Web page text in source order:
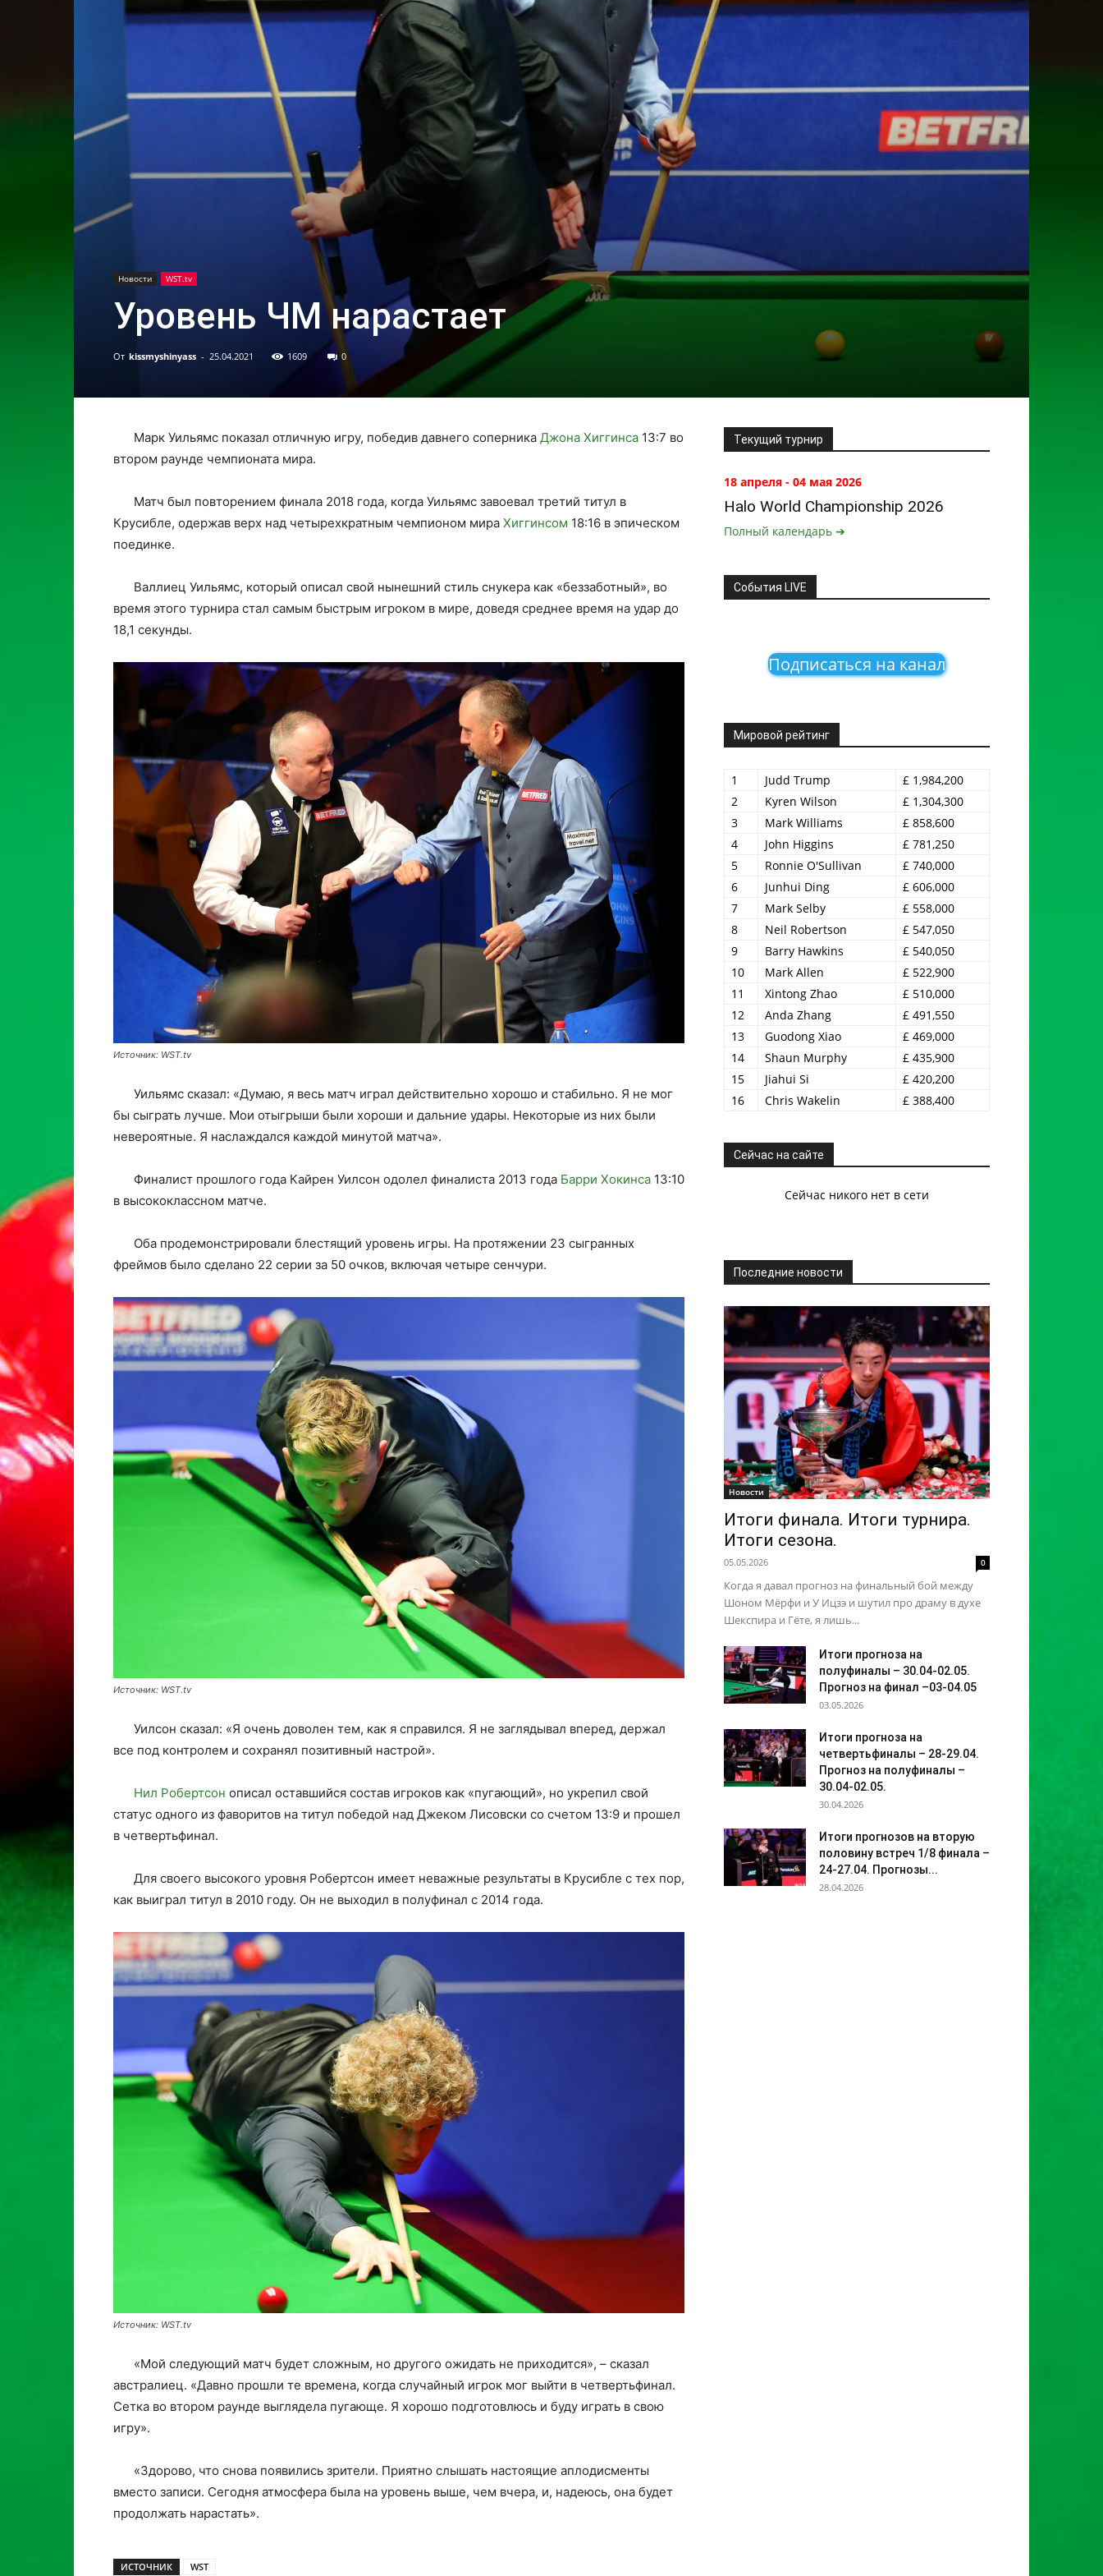
Новости WST.tv
Уровень ЧМ нарастает
От kissmyshinyass - 25.04.2021 1609 0
Марк Уильямс показал отличную игру, победив давнего соперника Джона Хиггинса 13:7 во
втором раунде чемпионата мира.
Матч был повторением финала 2018 года, когда Уильямс завоевал третий титул в
Крусибле, одержав верх над четырехкратным чемпионом мира Хиггинсом 18:16 в эпическом
поединке.
Валлиец Уильямс, который описал свой нынешний стиль снукера как «беззаботный», во
время этого турнира стал самым быстрым игроком в мире, доведя среднее время на удар до
18,1 секунды.
Источник: WST.tv
Уильямс сказал: «Думаю, я весь матч играл действительно хорошо и стабильно. Я не мог
бы сыграть лучше. Мои отыгрыши были хороши и дальние удары. Некоторые из них были
невероятные. Я наслаждался каждой минутой матча».
Финалист прошлого года Кайрен Уилсон одолел финалиста 2013 года Барри Хокинса 13:10
в высококлассном матче.
Оба продемонстрировали блестящий уровень игры. На протяжении 23 сыгранных
фреймов было сделано 22 серии за 50 очков, включая четыре сенчури.
Источник: WST.tv
Уилсон сказал: «Я очень доволен тем, как я справился. Я не заглядывал вперед, держал
все под контролем и сохранял позитивный настрой».
Нил Робертсон описал оставшийся состав игроков как «пугающий», но укрепил свой
статус одного из фаворитов на титул победой над Джеком Лисовски со счетом 13:9 и прошел
в четвертьфинал.
Для своего высокого уровня Робертсон имеет неважные результаты в Крусибле с тех пор,
как выиграл титул в 2010 году. Он не выходил в полуфинал с 2014 года.
Источник: WST.tv
«Мой следующий матч будет сложным, но другого ожидать не приходится», – сказал
австралиец. «Давно прошли те времена, когда случайный игрок мог выйти в четвертьфинал.
Сетка во втором раунде выглядела пугающе. Я хорошо подготовлюсь и буду играть в свою
игру».
«Здорово, что снова появились зрители. Приятно слышать настоящие аплодисменты
вместо записи. Сегодня атмосфера была на уровень выше, чем вчера, и, надеюсь, она будет
продолжать нарастать».
ИСТОЧНИК WST
Текущий турнир
18 апреля - 04 мая 2026
Halo World Championship 2026
Полный календарь ➔
События LIVE
Подписаться на канал
Мировой рейтинг
1 Judd Trump
£ 1,984,200
2
Kyren Wilson
£ 1,304,300
3
Mark Williams
£ 858,600
4
John Higgins
£ 781,250
5
Ronnie O'Sullivan
£ 740,000
6
Junhui Ding
£ 606,000
7
Mark Selby
£ 558,000
8
Neil Robertson
£ 547,050
9
Barry Hawkins
£ 540,050
10
Mark Allen
£ 522,900
11
Xintong Zhao
£ 510,000
12
Anda Zhang
£ 491,550
13
Guodong Xiao
£ 469,000
14
Shaun Murphy
£ 435,900
15
Jiahui Si
£ 420,200
16
Chris Wakelin £ 388,400
Сейчас на сайте
Сейчас никого нет в сети
Последние новости
Новости
Итоги финала. Итоги турнира.
Итоги сезона.
05.05.2026 0
Когда я давал прогноз на финальный бой между
Шоном Мёрфи и У Ицзэ и шутил про драму в духе
Шекспира и Гёте, я лишь...
Итоги прогноза на
полуфиналы – 30.04-02.05.
Прогноз на финал –03-04.05
03.05.2026
Итоги прогноза на
четвертьфиналы – 28-29.04.
Прогноз на полуфиналы –
30.04-02.05.
30.04.2026
Итоги прогнозов на вторую
половину встреч 1/8 финала –
24-27.04. Прогнозы...
28.04.2026